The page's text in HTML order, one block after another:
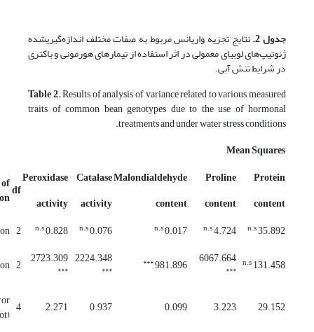
جدول 2 .نتایج تجزیه واریانس مربوط به صفات مختلف اندازه‌گیری­شده
ژنوتیپ‌های لوبیای معمولی در اثر استفاده از تیمارهای هورمونی و باکتری
در شرایط تنش آبی.
Table 2.Results of analysis of variance related to various measured
traits of common bean genotypes due to the use of hormonal
treatments and under water stress conditions.
Mean Squares
Protein
content
Proline
content
Malondialdehyde
content
Catalase
activity
Peroxidase
activity
df
35.892
n.s
4.724
n.s
0.017
n.s
0.076
n.s
0.828
n.s
2
131.458
n.s
6067.664
***
981.896
***
2224.348
***
2723.309
***
2
29.152
3.223
0.099
0.937
2.271
4